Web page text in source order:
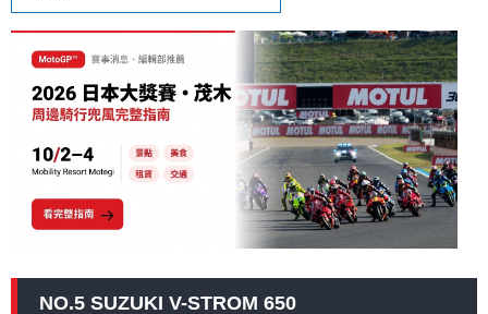
NO.5 SUZUKI V-STROM 650